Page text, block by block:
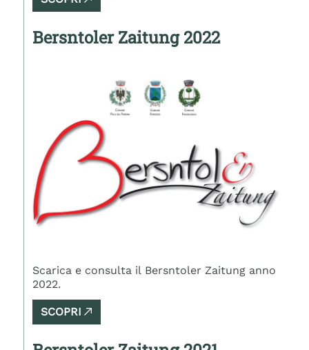
Bersntoler Zaitung 2022
Scarica e consulta il Bersntoler Zaitung anno
2022.
SCOPRI